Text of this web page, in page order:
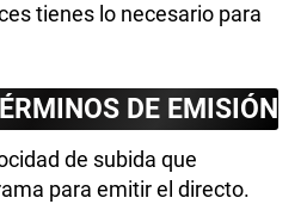
tienes lo necesario para
DE EMISIÓN
de subida que
para emitir el directo.